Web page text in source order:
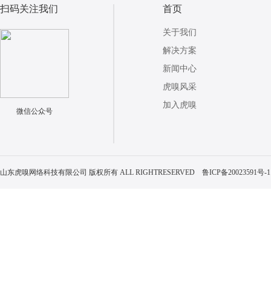
扫码关注我们
微信公众号
首页
关于我们
解决方案
新闻中心
虎嗅风采
加入虎嗅
山东虎嗅网络科技有限公司 版权所有 ALL RIGHTRESERVED 鲁ICP备20023591号-1